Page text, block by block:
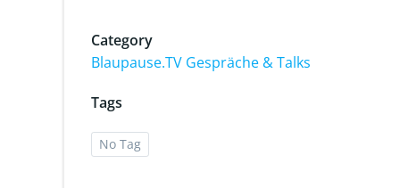
Category
Blaupause.TV Gespräche & Talks
Tags
No Tag